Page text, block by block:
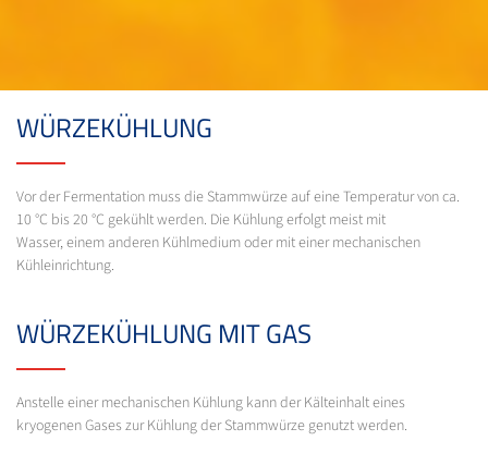
WÜRZEKÜHLUNG
Vor der Fermentation muss die Stammwürze auf eine Temperatur von ca.
10 °C bis 20 °C gekühlt werden. Die Kühlung erfolgt meist mit
Wasser, einem anderen Kühlmedium oder mit einer mechanischen
Kühleinrichtung.
WÜRZEKÜHLUNG MIT GAS
Anstelle einer mechanischen Kühlung kann der Kälteinhalt eines
kryogenen Gases zur Kühlung der Stammwürze genutzt werden.